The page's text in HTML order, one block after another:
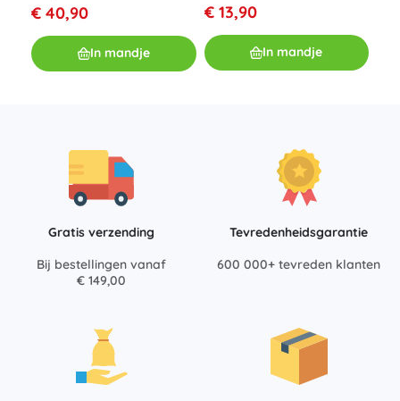
€ 40,90
In mandje
€ 13,90
In mandje
Gratis verzending
Bij bestellingen vanaf
€ 149,00
Tevredenheidsgarantie
600 000+ tevreden klanten